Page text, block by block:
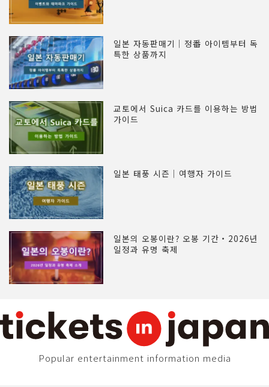
일본 자동판매기｜정番 아이템부터 독
특한 상품까지
교토에서 Suica 카드를 이용하는 방법
가이드
일본 태풍 시즌｜여행자 가이드
일본의 오봉이란? 오봉 기간・2026년
일정과 유명 축제
Popular entertainment information media